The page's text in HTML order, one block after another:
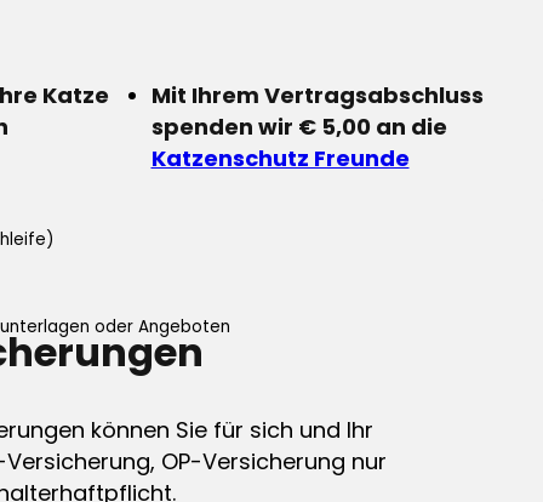
Katze
Mit Ihrem Vertragsabschluss
spenden wir € 5,00 an die
Katzenschutz Freunde
oder Angeboten
können Sie für sich und Ihr
OP-Versicherung nur